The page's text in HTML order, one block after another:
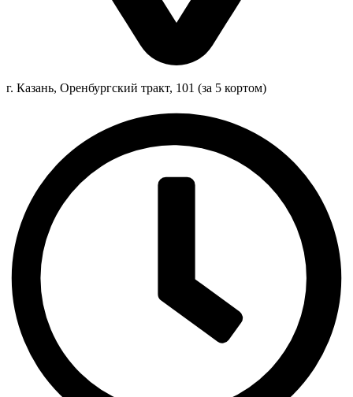
г. Казань, Оренбургский тракт, 101 (за 5 кортом)